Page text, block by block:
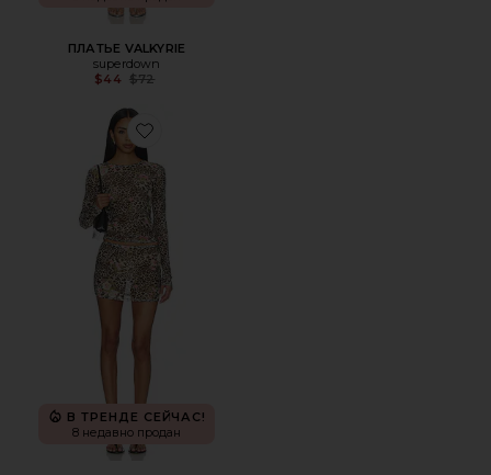
ПЛАТЬЕ VALKYRIE
superdown
$44 Previous price:
$72
Favorite КОМПЛЕКТ AVYANNA
В ТРЕНДЕ СЕЙЧАС!
8 недавно продан